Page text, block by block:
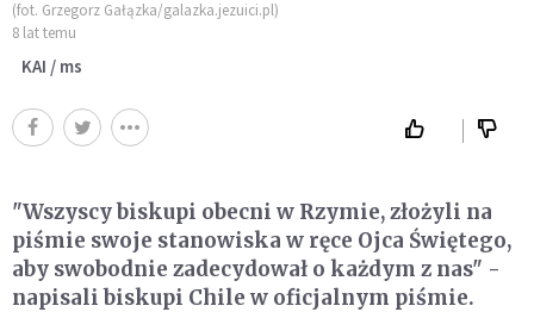
(fot. Grzegorz Gałązka/galazka.jezuici.pl)
8 lat temu
KAI / ms
"Wszyscy biskupi obecni w Rzymie, złożyli na
piśmie swoje stanowiska w ręce Ojca Świętego,
aby swobodnie zadecydował o każdym z nas" -
napisali biskupi Chile w oficjalnym piśmie.